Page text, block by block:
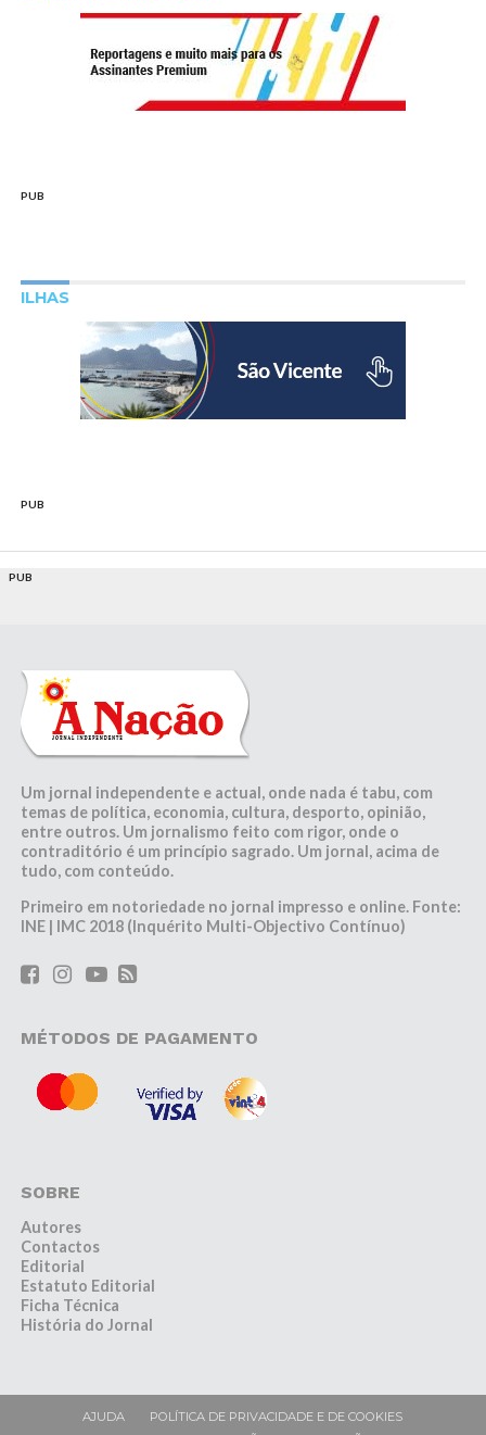
PUB
ILHAS
PUB
PUB
Um jornal independente e actual, onde nada é tabu, com
temas de política, economia, cultura, desporto, opinião,
entre outros. Um jornalismo feito com rigor, onde o
contraditório é um princípio sagrado. Um jornal, acima de
tudo, com conteúdo.
Primeiro em notoriedade no jornal impresso e online. Fonte:
INE | IMC 2018 (Inquérito Multi-Objectivo Contínuo)
MÉTODOS DE PAGAMENTO
SOBRE
Autores
Contactos
Editorial
Estatuto Editorial
Ficha Técnica
História do Jornal
AJUDA
POLÍTICA DE PRIVACIDADE E DE COOKIES